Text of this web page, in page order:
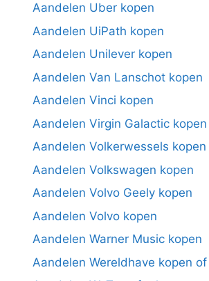
Aandelen Uber kopen
Aandelen UiPath kopen
Aandelen Unilever kopen
Aandelen Van Lanschot kopen
Aandelen Vinci kopen
Aandelen Virgin Galactic kopen
Aandelen Volkerwessels kopen
Aandelen Volkswagen kopen
Aandelen Volvo Geely kopen
Aandelen Volvo kopen
Aandelen Warner Music kopen
Aandelen Wereldhave kopen